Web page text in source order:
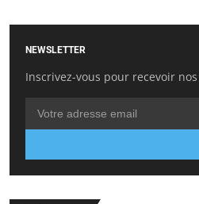
NEWSLETTER
Inscrivez-vous pour recevoir